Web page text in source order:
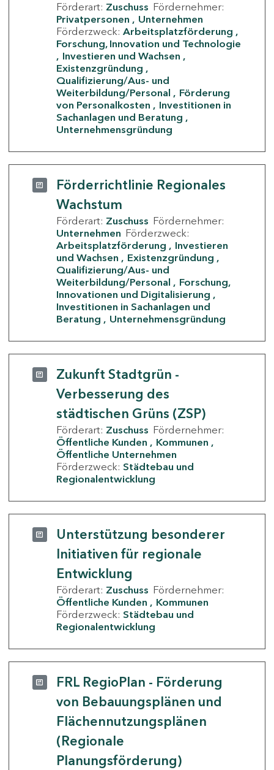
Förderart: Zuschuss Fördernehmer:
Privatpersonen
Unternehmen
Förderzweck: Arbeitsplatzförderung
Forschung, Innovation und Technologie
Investieren und Wachsen
Existenzgründung
Qualifizierung/Aus- und
Weiterbildung/Personal
Förderung
von Personalkosten
Investitionen in
Sachanlagen und Beratung
Unternehmensgründung
Förderrichtlinie Regionales
Wachstum
Förderart: Zuschuss Fördernehmer:
Unternehmen Förderzweck:
Arbeitsplatzförderung
Investieren
und Wachsen
Existenzgründung
Qualifizierung/Aus- und
Weiterbildung/Personal
Forschung,
Innovationen und Digitalisierung
Investitionen in Sachanlagen und
Beratung
Unternehmensgründung
Zukunft Stadtgrün -
Verbesserung des
städtischen Grüns (ZSP)
Förderart: Zuschuss Fördernehmer:
Öffentliche Kunden
Kommunen
Öffentliche Unternehmen
Förderzweck: Städtebau und
Regionalentwicklung
Unterstützung besonderer
Initiativen für regionale
Entwicklung
Förderart: Zuschuss Fördernehmer:
Öffentliche Kunden
Kommunen
Förderzweck: Städtebau und
Regionalentwicklung
FRL RegioPlan - Förderung
von Bebauungsplänen und
Flächennutzungsplänen
(Regionale
Planungsförderung)